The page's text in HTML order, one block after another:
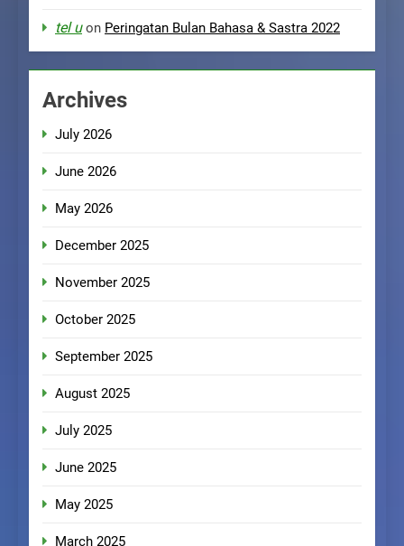
tel uon Peringatan Bulan Bahasa & Sastra 2022
Archives
July 2026
June 2026
May 2026
December 2025
November 2025
October 2025
September 2025
August 2025
July 2025
June 2025
May 2025
March 2025